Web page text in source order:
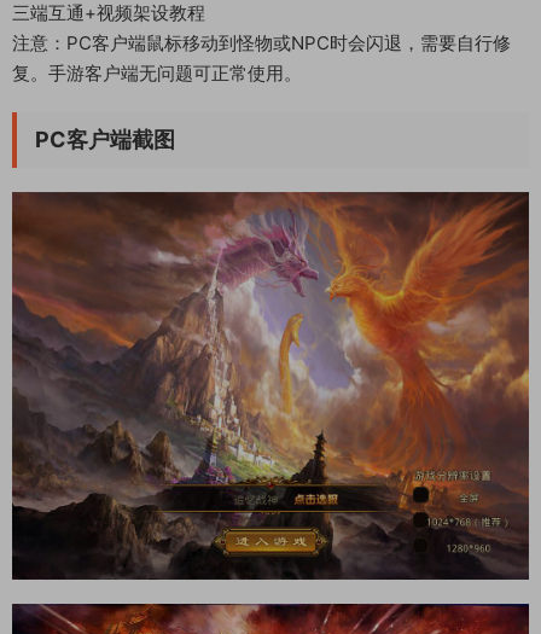
三端互通+视频架设教程
注意：PC客户端鼠标移动到怪物或NPC时会闪退，需要自行修
复。手游客户端无问题可正常使用。
PC客户端截图